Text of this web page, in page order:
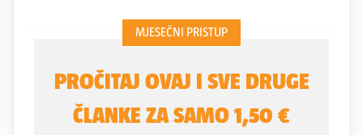
stavljeni su na hrpu i spojeni, i to na vrlo prepreden
način. Film naglašava i podupire sve ono što Zapad
stajališta o filmu uopće nisu bila rijetkost na
indijskoj kulturnoj sceni i među običnim ljudima, no
unatoč tome - ili baš zbog toga - "Milijunaš s ulice"